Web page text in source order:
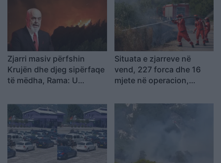
rikthehemi për ta
çrrënjosur këtë politikë
Zjarri masiv përfshin
Krujën dhe djeg sipërfaqe
të mëdha, Rama: U
shkrumbua vetëm një
magazinë
Situata e zjarreve në
vend, 227 forca dhe 16
mjete në operacion,
ajrore